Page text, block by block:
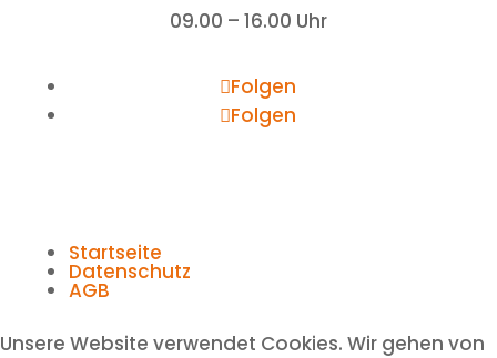
09.00 – 16.00 Uhr
Folgen
Folgen
Startseite
Datenschutz
AGB
Unsere Website verwendet Cookies. Wir gehen von